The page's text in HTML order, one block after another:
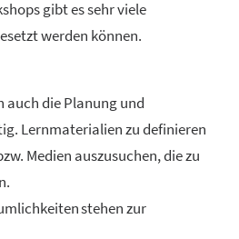
gibt es sehr viele
werden können.
die Planung und
Lernmaterialien zu definieren
Medien auszusuchen, die zu
stehen zur